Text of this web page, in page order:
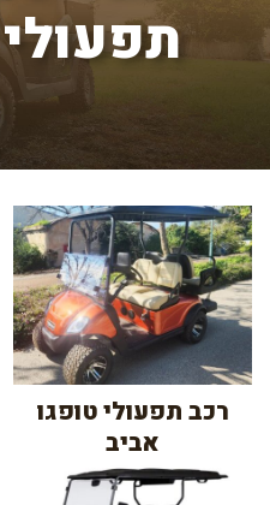
רכב תפעולי טופגו
אביב